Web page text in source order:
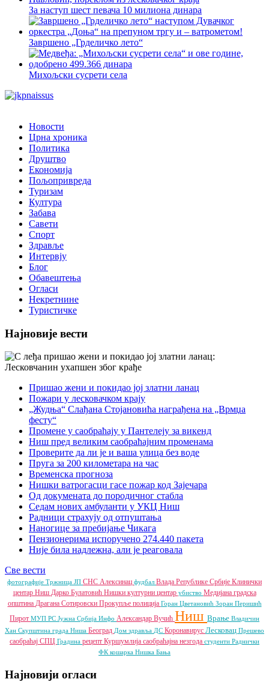
За наступ шест певача 10 милиона динара
Завршено „Грделичко лето“
Михољски сусрети села
Новости
Црна хроника
Политика
Друштво
Економија
Пољопривреда
Туризам
Култура
Забава
Савети
Спорт
Здравље
Интервју
Блог
Обавештења
Огласи
Некретнине
Туристичке
Најновије вести
Пришао жени и покидао јој златни ланац
Пожари у лесковачком крају
„Жудња“ Слађана Стојановића награђена на „Врмџа
фесту“
Промене у саобраћају у Пантелеју за викенд
Ниш пред великим саобраћајним променама
Проверите да ли је и ваша улица без воде
Пруга за 200 километара на час
Временска прогноза
Нишки ватрогасци гасе пожар код Зајечара
Од докумената до породичног стабла
Седам нових амбуланти у УКЦ Ниш
Радници страхују од отпуштања
Наногице за пребијање Чикага
Пензионерима испоручено 274.440 пакета
Није била надлежна, али је реаговала
Све вести
фотографије Тржница ЈП СНС Алексинац фудбал Влада Републике Србије Клинички
центар Ниш Дарко Булатовић Нишки културни центар убиство Медијана градска
општина Драгана Сотировски Прокупље полиција Горан Цветановић Зоран Перишић
Пирот МУП РС Јужна Србија Инфо Александар Вучић Ниш Врање Владичин
Хан Скупштина града Ниша Београд Дом здравља ДС Коронавирус Лесковац Прешево
саобраћај СПЦ Градина рецепт Куршумлија саобраћајна незгода студенти Раднички
ФК кошарка Нишка Бања
Најновији огласи